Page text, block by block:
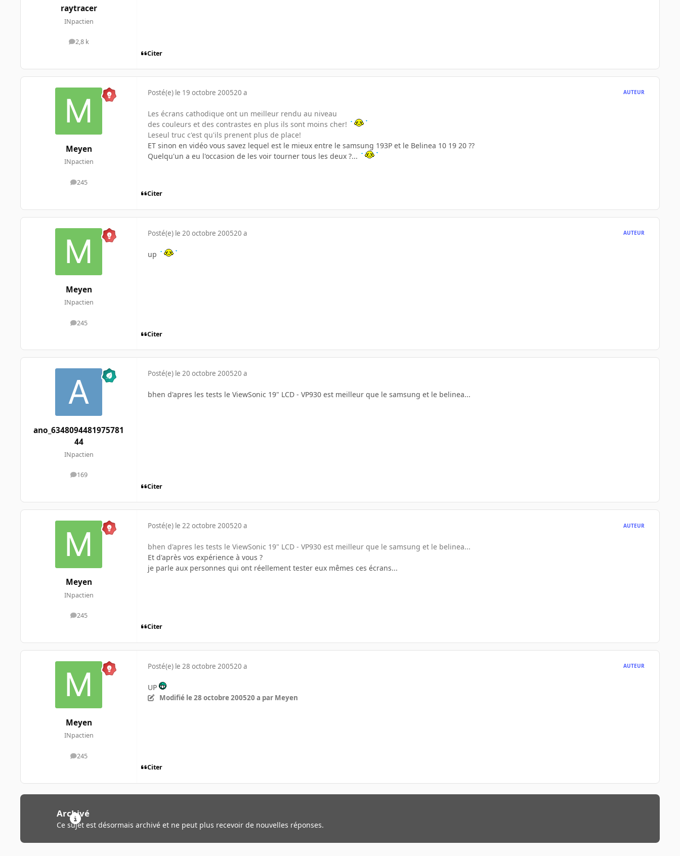
raytracer
INpactien
2,8 k
messages
Citer
Meyen
INpactien
245
messages
Posté(e) le 19 octobre 200520 a AUTEUR
Les écrans cathodique ont un meilleur rendu au niveau
des couleurs et des contrastes en plus ils sont moins cher!
Leseul truc c'est qu'ils prenent plus de place!
ET sinon en vidéo vous savez lequel est le mieux entre le samsung 193P et le Belinea 10 19 20 ??
Quelqu'un a eu l'occasion de les voir tourner tous les deux ?...
Citer
Meyen
INpactien
245
messages
Posté(e) le 20 octobre 200520 a AUTEUR
up
Citer
ano_6348094481975781
44
INpactien
169
messages
Posté(e) le 20 octobre 200520 a
bhen d'apres les tests le ViewSonic 19" LCD - VP930 est meilleur que le samsung et le belinea...
Citer
Meyen
INpactien
245
messages
Posté(e) le 22 octobre 200520 a AUTEUR
bhen d'apres les tests le ViewSonic 19" LCD - VP930 est meilleur que le samsung et le belinea...
Et d'après vos expérience à vous ?
je parle aux personnes qui ont réellement tester eux mêmes ces écrans...
Citer
Meyen
INpactien
245
messages
Posté(e) le 28 octobre 200520 a AUTEUR
UP
Modifié le 28 octobre 200520 a par Meyen
Citer
Archivé
Ce sujet est désormais archivé et ne peut plus recevoir de nouvelles réponses.